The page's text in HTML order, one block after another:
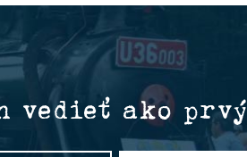
vedieť ako prvý